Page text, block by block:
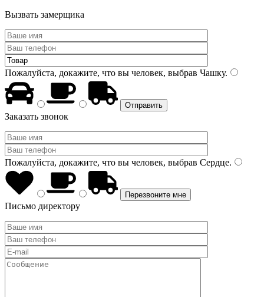
Вызвать замерщика
Пожалуйста, докажите, что вы человек, выбрав Чашку.
Заказать звонок
Пожалуйста, докажите, что вы человек, выбрав Сердце.
Письмо директору